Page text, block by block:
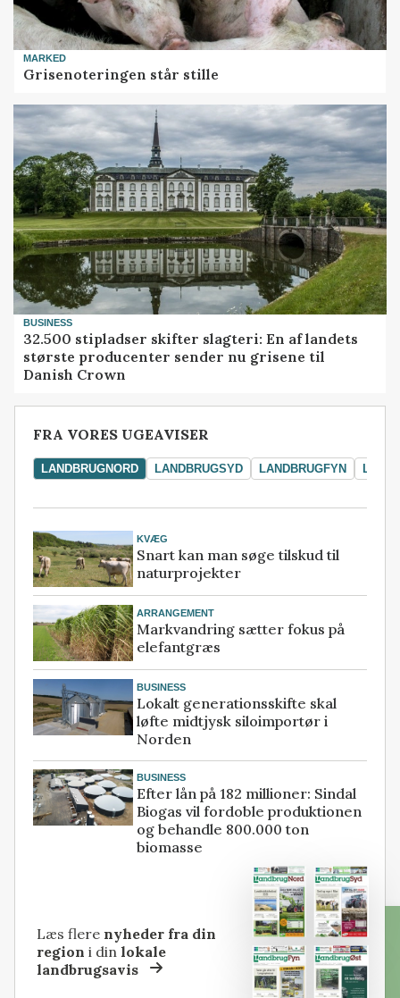
MARKED
Grisenoteringen står stille
BUSINESS
32.500 stipladser skifter slagteri: En af landets
største producenter sender nu grisene til
Danish Crown
FRA VORES UGEAVISER
LANDBRUGNORD LANDBRUGSYD LANDBRUGFYN
KVÆG
Snart kan man søge tilskud til
naturprojekter
ARRANGEMENT
Markvandring sætter fokus på
elefantgræs
BUSINESS
Lokalt generationsskifte skal
løfte midtjysk siloimportør i
Norden
BUSINESS
Efter lån på 182 millioner: Sindal
Biogas vil fordoble produktionen
og behandle 800.000 ton
biomasse
Læs flere nyheder fra din
region i dinlokale
landbrugsavis